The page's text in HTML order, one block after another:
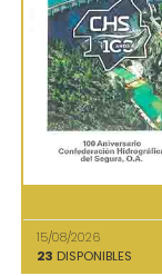
15/08/2026
23 DISPONIBLES